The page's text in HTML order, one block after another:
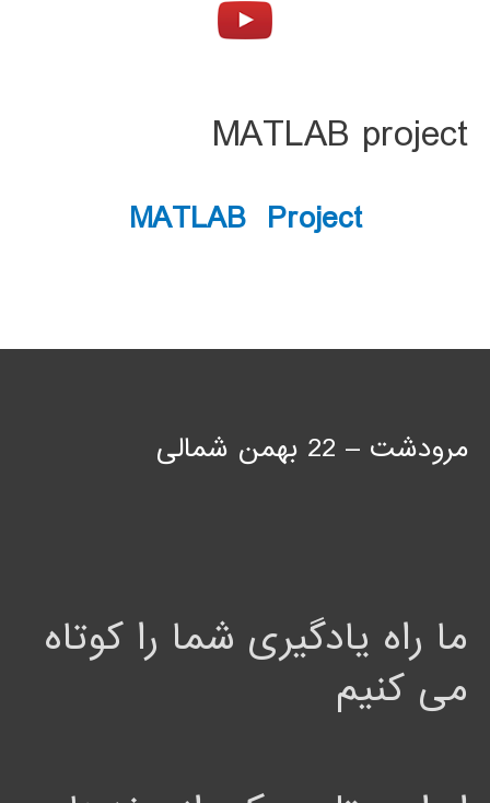
MATLAB project
MATLAB Project
مرودشت – 22 بهمن شمالی
ما راه یادگیری شما را کوتاه
می کنیم